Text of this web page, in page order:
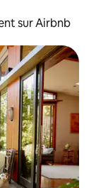
sur Airbnb